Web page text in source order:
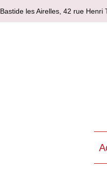
Bastide les Airelles, 42 rue Henri